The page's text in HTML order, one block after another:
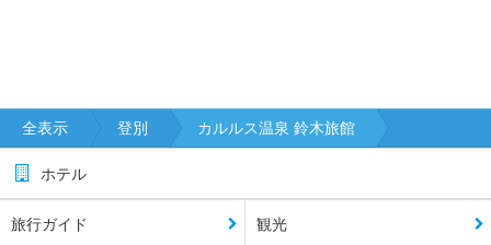
全表示 登別 カルルス温泉 鈴木旅館
ホテル
旅行ガイド 観光